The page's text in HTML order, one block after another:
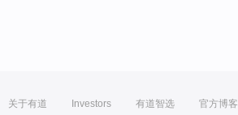
关于有道 Investors 有道智选 官方博客